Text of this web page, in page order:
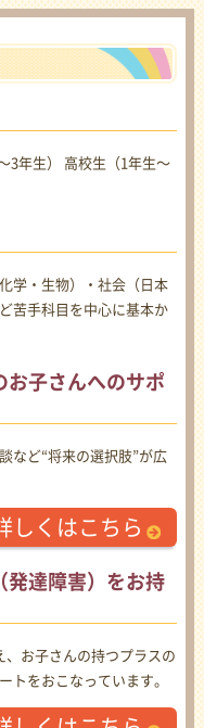
3年生） 高校生（1年生〜
学・生物）・社会（日本
苦手科目を中心に基本か
お子さんへのサポ
など“将来の選択肢”が広
しくはこちら
発達障害）をお持
、お子さんの持つプラスの
トをおこなっています。